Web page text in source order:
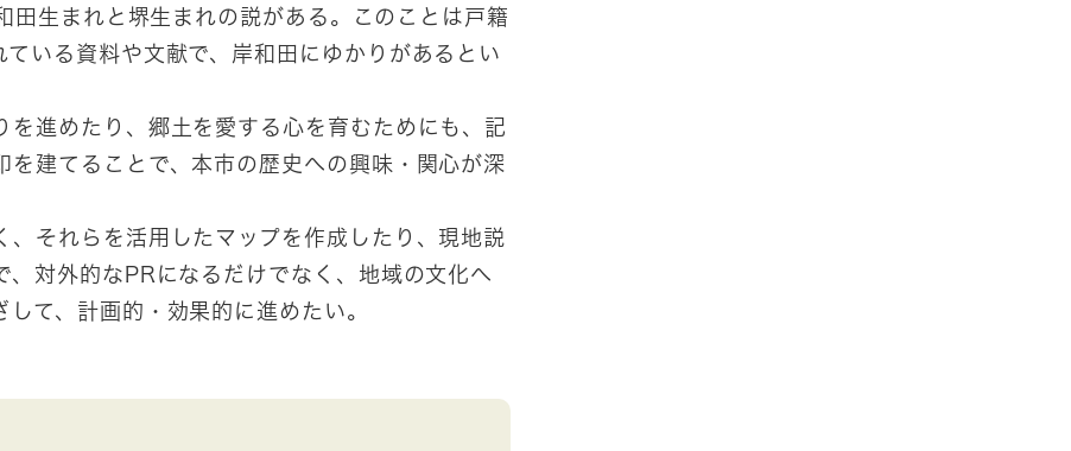
田生まれと堺生まれの説がある。このことは戸籍
いる資料や文献で、岸和田にゆかりがあるとい
進めたり、郷土を愛する心を育むためにも、記
建てることで、本市の歴史への興味・関心が深
それらを活用したマップを作成したり、現地説
、対外的なPRになるだけでなく、地域の文化へ
て、計画的・効果的に進めたい。